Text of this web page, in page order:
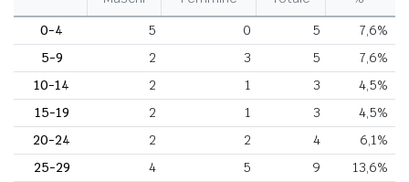
0-4
5 0 5
7,6%
5-9
2 3 5
7,6%
10-14
2 1 3
4,5%
15-19
2 1 3
4,5%
20-24
2 2 4
6,1%
25-29
4 5 9
13,6%